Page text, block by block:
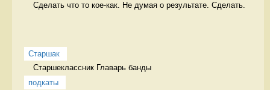
Сделать что то кое-как. Не думая о результате. Сделать.
Старшак
Старшеклассник Главарь банды
подкаты